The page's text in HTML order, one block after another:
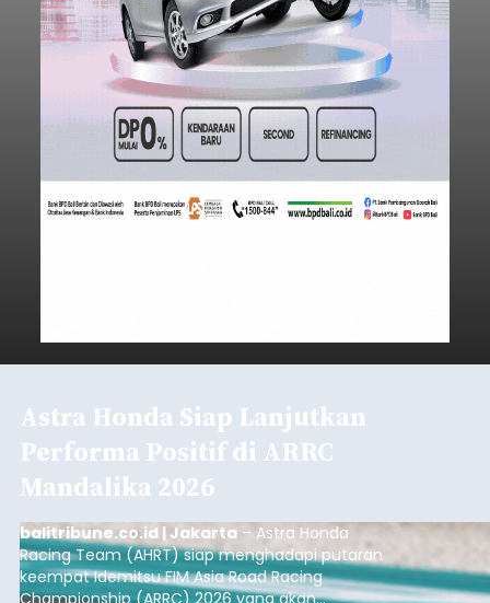
Astra Honda Siap Lanjutkan
Performa Positif di ARRC
Mandalika 2026
balitribune.co.id | Jakarta – Astra Honda
Racing Team (AHRT) siap menghadapi putaran
keempat Idemitsu FIM Asia Road Racing
Championship (ARRC) 2026 yang akan